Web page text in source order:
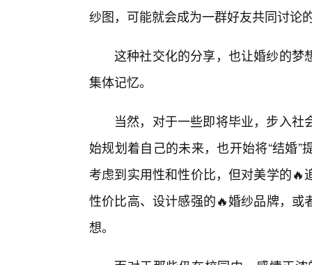
纱图，可能就会成为一群好友共同讨论
这种社交化的分享，也让婚纱的梦
集体记忆。
当然，对于一些即将毕业，步入
始规划着自己的未来，也开始将“结婚
考虑到实用性和性价比，但对美学的
性价比高、设计感强的🔥婚纱品牌，
想。